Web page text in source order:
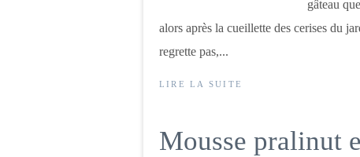
gâteau
alors après la cueillette des cerises du
regrette pas,...
LIRE LA SUITE
Mousse pralinut